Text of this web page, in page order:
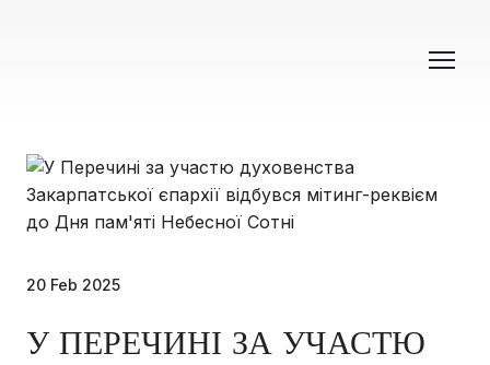
20 Feb 2025
У ПЕРЕЧИНІ ЗА УЧАСТЮ